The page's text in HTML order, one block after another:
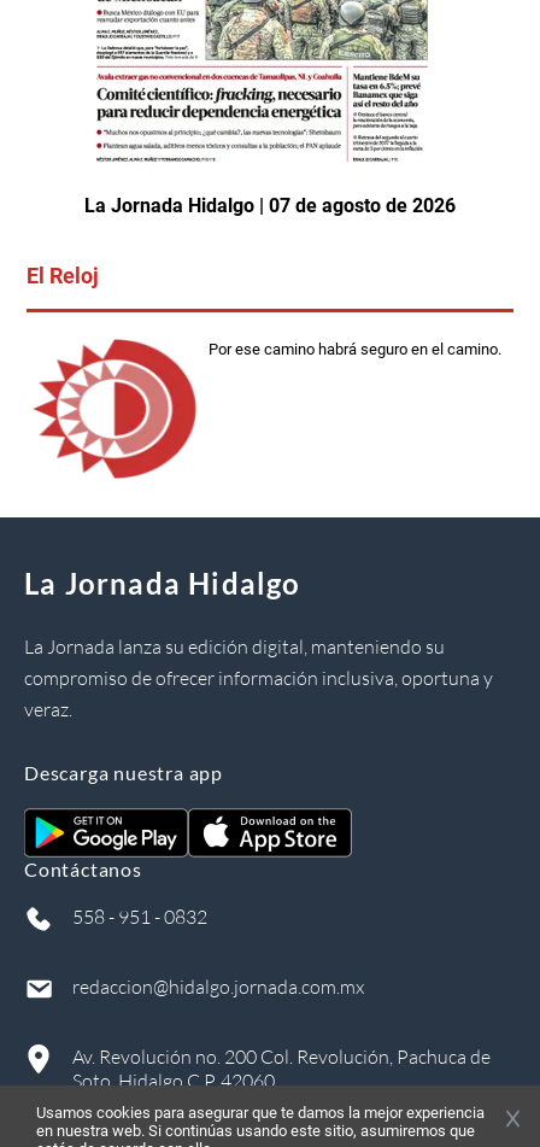
La Jornada Hidalgo | 07 de agosto de 2026
El Reloj
Por ese camino habrá seguro en el camino.
La Jornada Hidalgo
La Jornada lanza su edición digital, manteniendo su
compromiso de ofrecer información inclusiva, oportuna y
veraz.
Descarga nuestra app
Contáctanos
558 - 951 - 0832
redaccion@hidalgo.jornada.com.mx
Av. Revolución no. 200 Col. Revolución, Pachuca de
Soto, Hidalgo C.P. 42060
Usamos cookies para asegurar que te damos la mejor experiencia
en nuestra web. Si continúas usando este sitio, asumiremos que